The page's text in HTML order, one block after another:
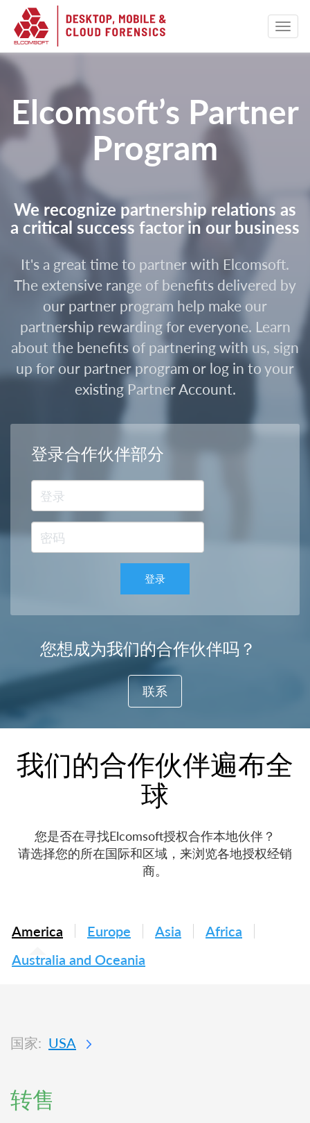
Elcomsoft’s Partner
Program
We recognize partnership relations as
a critical success factor in our business
It's a great time to partner with Elcomsoft.
The extensive range of benefits delivered by
our partner program help make our
partnership rewarding for everyone. Learn
about the benefits of partnering with us, sign
up for our partner program or log in to your
existing Partner Account.
登录合作伙伴部分
登录
您想成为我们的合作伙伴吗？
联系
我们的合作伙伴遍布全
球
您是否在寻找Elcomsoft授权合作本地伙伴？
请选择您的所在国际和区域，来浏览各地授权经销
商。
America Europe Asia
Africa
Australia and Oceania
国家: USA
转售